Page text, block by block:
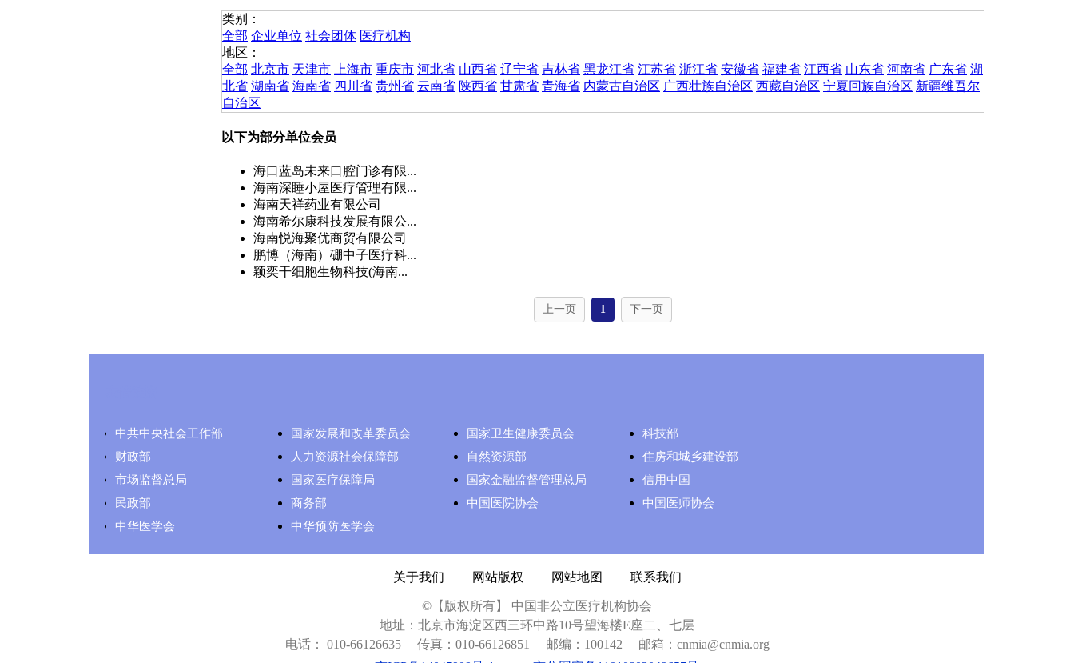
类别：
全部 企业单位 社会团体 医疗机构
地区：
全部 北京市 天津市 上海市 重庆市 河北省 山西省 辽宁省 吉林省 黑龙江省 江苏省 浙江省 安徽省 福建省 江西省 山东省 河南省 广东省 湖
北省 湖南省 海南省 四川省 贵州省 云南省 陕西省 甘肃省 青海省 内蒙古自治区 广西壮族自治区 西藏自治区 宁夏回族自治区 新疆维吾尔
自治区
以下为部分单位会员
海口蓝岛未来口腔门诊有限...
海南深睡小屋医疗管理有限...
海南天祥药业有限公司
海南希尔康科技发展有限公...
海南悦海聚优商贸有限公司
鹏博（海南）硼中子医疗科...
颖奕干细胞生物科技(海南...
上一页 1 下一页
中共中央社会工作部 国家发展和改革委员会 国家卫生健康委员会
科技部
财政部
人力资源社会保障部 自然资源部
住房和城乡建设部
市场监督总局
国家医疗保障局 国家金融监督管理总局
信用中国
民政部
商务部 中国医院协会
中国医师协会
中华医学会
中华预防医学会
关于我们 网站版权 网站地图 联系我们
©【版权所有】 中国非公立医疗机构协会
地址：北京市海淀区西三环中路10号望海楼E座二、七层
电话： 010-66126635
传真：010-66126851 邮编：100142
邮箱：cnmia@cnmia.org